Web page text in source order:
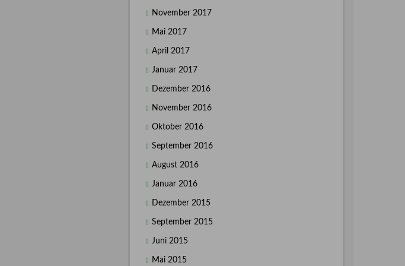
November 2017
Mai 2017
April 2017
Januar 2017
Dezember 2016
November 2016
Oktober 2016
September 2016
August 2016
Januar 2016
Dezember 2015
September 2015
Juni 2015
Mai 2015